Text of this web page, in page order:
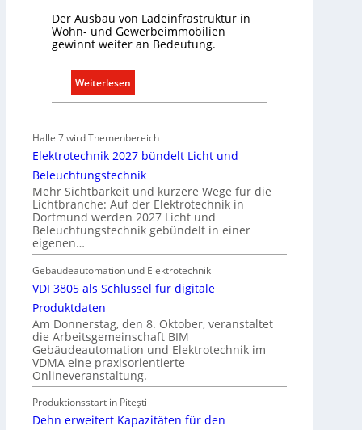
s
e
u
d
e
g
e
n
Der Ausbau von Ladeinfrastruktur in
Wohn- und Gewerbeimmobilien
gewinnt weiter an Bedeutung.
Weiterlesen
A
b
u
d
e
r
E
l
e
t
r
o
m
o
b
i
Halle 7 wird Themenbereich
Elektrotechnik 2027 bündelt Licht und
Beleuchtungstechnik
Mehr Sichtbarkeit und kürzere Wege für die
Lichtbranche: Auf der Elektrotechnik in
Dortmund werden 2027 Licht und
Beleuchtungstechnik gebündelt in einer
eigenen…
Gebäudeautomation und Elektrotechnik
VDI 3805 als Schlüssel für digitale
Produktdaten
Am Donnerstag, den 8. Oktober, veranstaltet
die Arbeitsgemeinschaft BIM
Gebäudeautomation und Elektrotechnik im
VDMA eine praxisorientierte
Onlineveranstaltung.
Produktionsstart in Piteşti
Dehn erweitert Kapazitäten für den